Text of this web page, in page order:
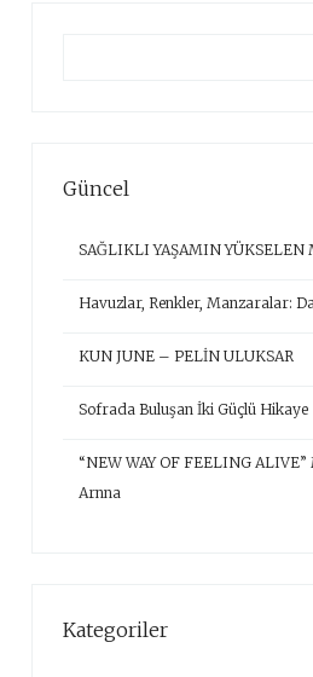
Güncel
SAĞLIKLI YAŞAMIN YÜKSELEN
Havuzlar, Renkler, Manzaralar:
KUN JUNE – PELİN ULUKSAR
Sofrada Buluşan İki Güçlü Hikaye
“NEW WAY OF FEELING
Arnna
Kategoriler